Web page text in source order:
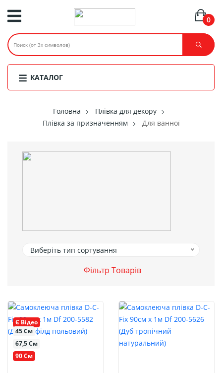
0
КАТАЛОГ
Головнa
Плівка для декору
Плівка за призначенням
Для ванної
Виберіть тип сортування
Фільтр Товарів
Є Відео
45 См
67,5 См
90 См